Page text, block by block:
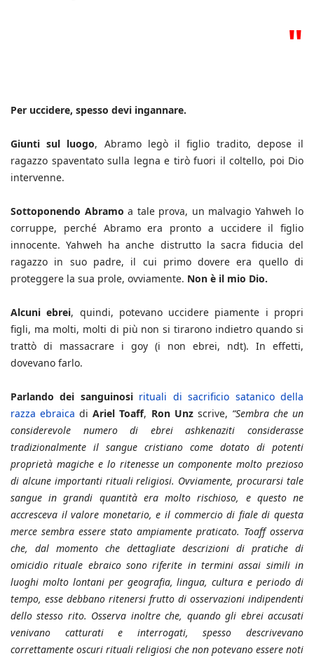
"
Per uccidere, spesso devi ingannare.
Giunti sul luogo, Abramo legò il figlio tradito, depose il
ragazzo spaventato sulla legna e tirò fuori il coltello, poi Dio
intervenne.
Sottoponendo Abramo a tale prova, un malvagio Yahweh lo
corruppe, perché Abramo era pronto a uccidere il figlio
innocente. Yahweh ha anche distrutto la sacra fiducia del
ragazzo in suo padre, il cui primo dovere era quello di
proteggere la sua prole, ovviamente. Non è il mio Dio.
Alcuni ebrei, quindi, potevano uccidere piamente i propri
figli, ma molti, molti di più non si tirarono indietro quando si
trattò di massacrare i goy (i non ebrei, ndt). In effetti,
dovevano farlo.
Parlando dei sanguinosi rituali di sacrificio satanico della
razza ebraica diAriel Toaff, Ron Unzscrive, “Sembra che un
considerevole numero di ebrei ashkenaziti considerasse
tradizionalmente il sangue cristiano come dotato di potenti
proprietà magiche e lo ritenesse un componente molto prezioso
di alcune importanti rituali religiosi. Ovviamente, procurarsi tale
sangue in grandi quantità era molto rischioso, e questo ne
accresceva il valore monetario, e il commercio di fiale di questa
merce sembra essere stato ampiamente praticato. Toaff osserva
che, dal momento che dettagliate descrizioni di pratiche di
omicidio rituale ebraico sono riferite in termini assai simili in
luoghi molto lontani per geografia, lingua, cultura e periodo di
tempo, esse debbano ritenersi frutto di osservazioni indipendenti
dello stesso rito. Osserva inoltre che, quando gli ebrei accusati
venivano catturati e interrogati, spesso descrivevano
correttamente oscuri rituali religiosi che non potevano essere noti